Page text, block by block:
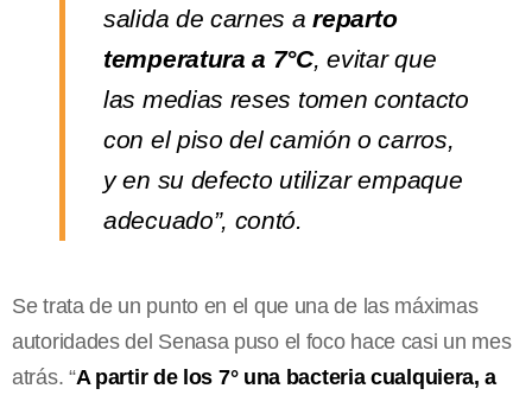
salida de carnes areparto
temperatura a 7°C, evitar que
las medias reses tomen contacto
con el piso del camión o carros,
y en su defecto utilizar empaque
adecuado”, contó.
Se trata de un punto en el que una de las máximas
autoridades del Senasa puso el foco hace casi un mes
atrás. “A partir de los 7° una bacteria cualquiera, a